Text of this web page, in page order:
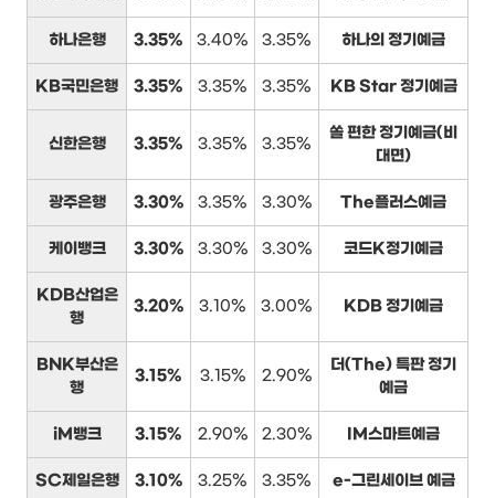
하나은행 3.35% 3.40% 3.35% 하나의 정기예금
KB국민은행 3.35% 3.35% 3.35% KB Star 정기예금
신한은행 3.35% 3.35% 3.35%
쏠 편한 정기예금(비
대면)
광주은행 3.30% 3.35% 3.30% The플러스예금
케이뱅크 3.30% 3.30% 3.30% 코드K정기예금
KDB산업은
행
3.20% 3.10% 3.00% KDB 정기예금
BNK부산은
행
3.15% 3.15% 2.90%
더(The) 특판 정기
예금
iM뱅크 3.15% 2.90% 2.30% IM스마트예금
SC제일은행 3.10% 3.25% 3.35% e-그린세이브 예금